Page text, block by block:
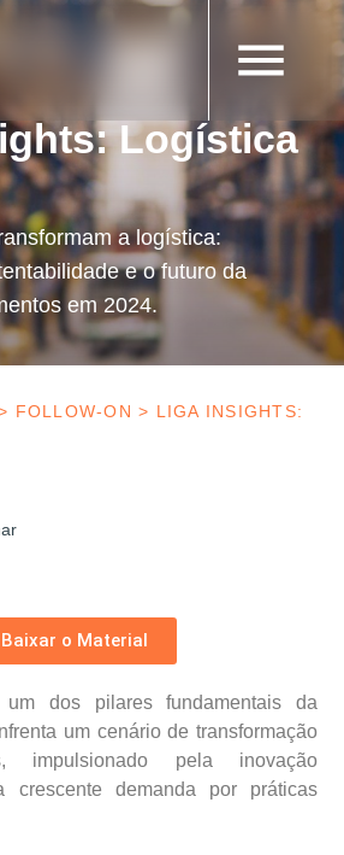
2024
Logística
a logística:
e o futuro da
em 2024.
FOLLOW-ON > LIGA INSIGHTS:
Baixar o Material
dos pilares fundamentais da
um cenário de transformação
impulsionado pela inovação
crescente demanda por práticas